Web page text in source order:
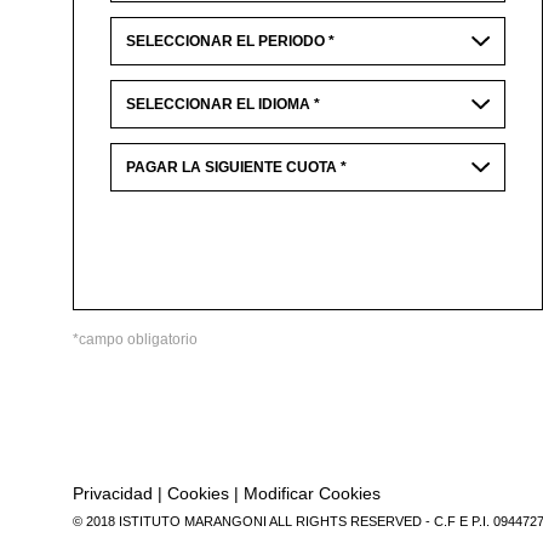
*campo obligatorio
Privacidad | Cookies | Modificar Cookies
© 2018 ISTITUTO MARANGONI ALL RIGHTS RESERVED - C.F E P.I.